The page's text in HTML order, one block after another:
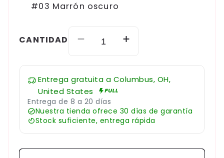
#03 Marrón oscuro
CANTIDAD
Reducir
para
【🎉
ÚLTIMO
DÍA
COMPRA
Aumentar
para
【🎉
DÍA
COMPRA
Entrega gratuita a Columbus, OH,
United States
Entrega de 8 a 20 días
Nuestra tienda ofrece 30 días de garantía
Stock suficiente, entrega rápida